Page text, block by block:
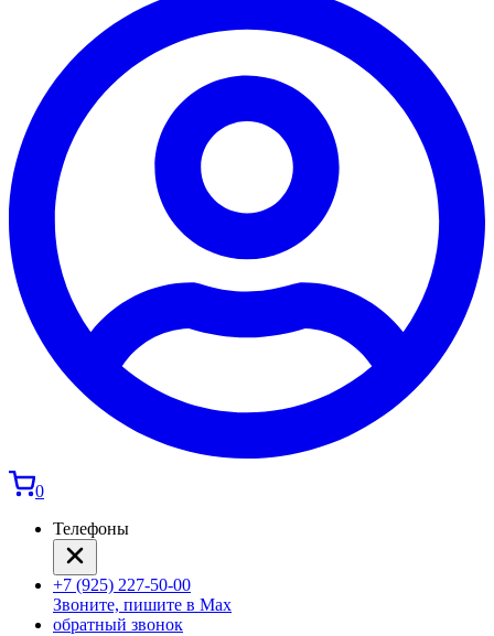
0
Телефоны
+7 (925) 227-50-00
Звоните, пишите в Max
обратный звонок